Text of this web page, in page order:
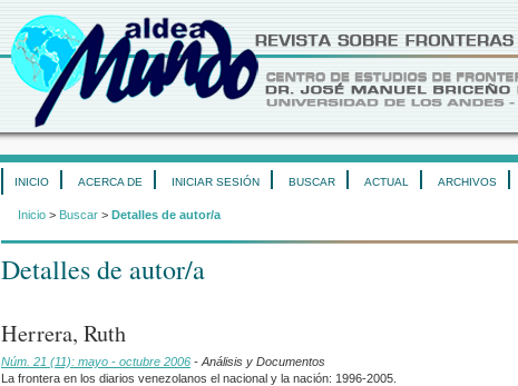
INICIO ACERCA DE INICIAR SESIÓN BUSCAR ACTUAL ARCHIVOS
Inicio > Buscar > Detalles de autor/a
Detalles de autor/a
Herrera, Ruth
Núm. 21 (11): mayo - octubre 2006 - Análisis y Documentos
La frontera en los diarios venezolanos el nacional y la nación: 1996-2005.